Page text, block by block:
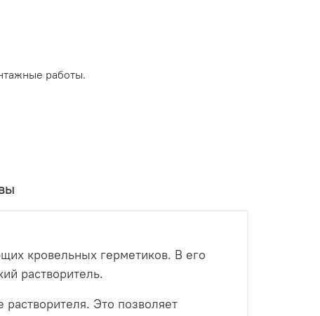
работы.
кровельных герметиков. В его
растворитель.
Это позволяет